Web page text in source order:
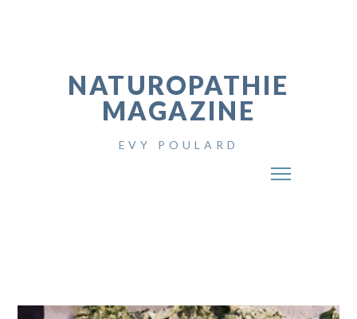
NATUROPATHIE
MAGAZINE
EVY POULARD